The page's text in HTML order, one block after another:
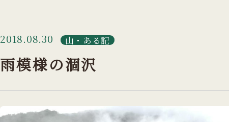
2018.08.30 山・ある記
雨模様の涸沢